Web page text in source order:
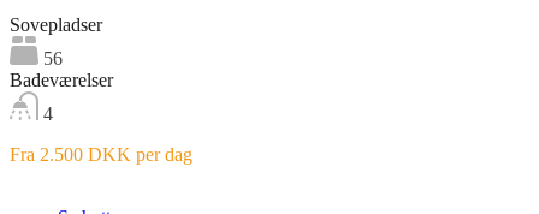
Sovepladser
56
Badeværelser
4
Fra 2.500 DKK per dag